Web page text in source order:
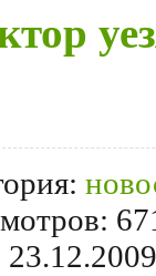
23.12.2009